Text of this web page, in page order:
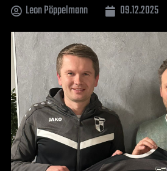
Leon Pöppelmann 09.12.2025